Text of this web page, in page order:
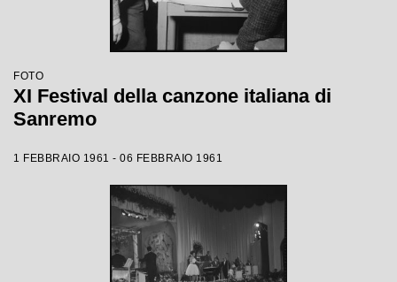
FOTO
XI Festival della canzone italiana di
Sanremo
1 FEBBRAIO 1961 - 06 FEBBRAIO 1961